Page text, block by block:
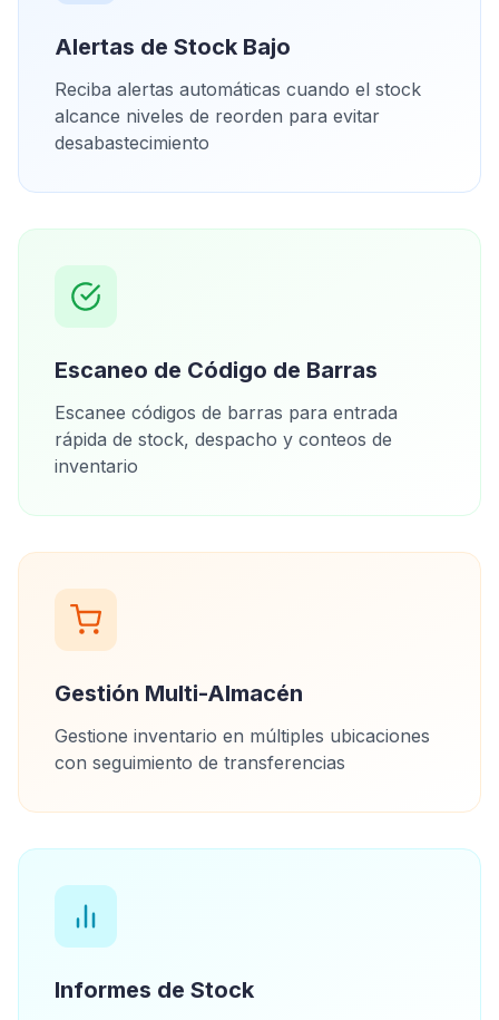
Alertas de Stock Bajo
Reciba alertas automáticas cuando el stock
alcance niveles de reorden para evitar
desabastecimiento
Escaneo de Código de Barras
Escanee códigos de barras para entrada
rápida de stock, despacho y conteos de
inventario
Gestión Multi-Almacén
Gestione inventario en múltiples ubicaciones
con seguimiento de transferencias
Informes de Stock